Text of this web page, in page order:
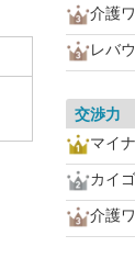
介護
レバ
交渉力
マイ
カイ
介護